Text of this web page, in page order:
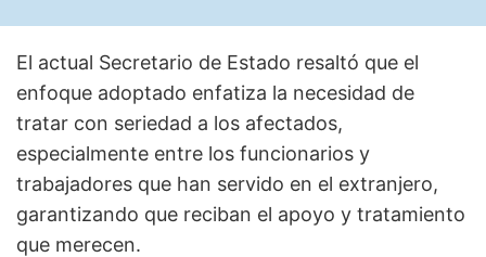
El actual Secretario de Estado resaltó que el
enfoque adoptado enfatiza la necesidad de
tratar con seriedad a los afectados,
especialmente entre los funcionarios y
trabajadores que han servido en el extranjero,
garantizando que reciban el apoyo y tratamiento
que merecen.